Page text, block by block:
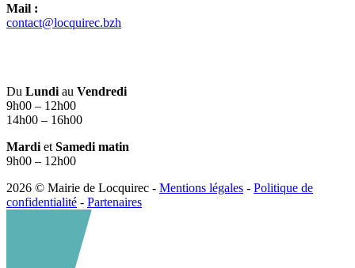
Mail :
contact@locquirec.bzh
Du Lundi au Vendredi
9h00 – 12h00
14h00 – 16h00
Mardi et Samedi matin
9h00 – 12h00
2026 © Mairie de Locquirec - Mentions légales - Politique de
confidentialité - Partenaires